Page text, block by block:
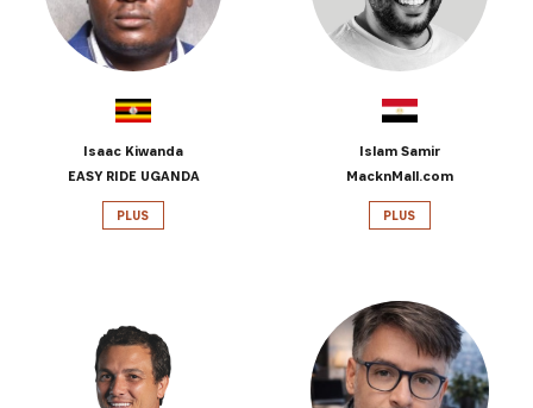
Isaac Kiwanda
EASY RIDE UGANDA
PLUS
Islam Samir
MacknMall.com
PLUS